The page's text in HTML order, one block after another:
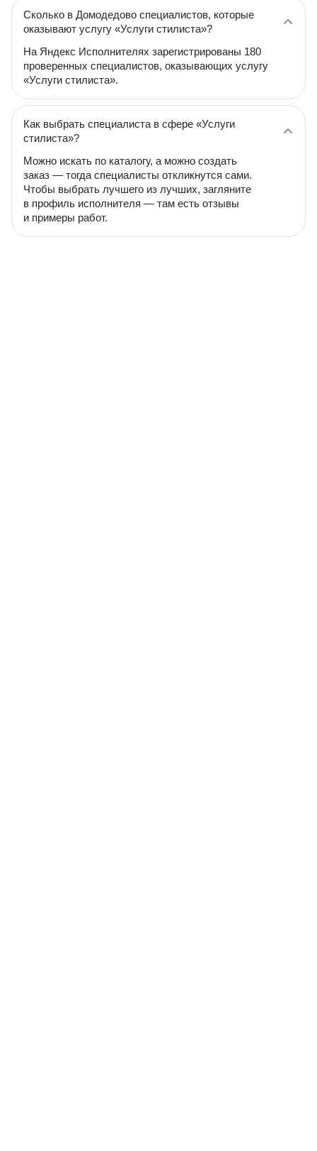
Сколько в Домодедово специалистов, которые
оказывают услугу «Услуги стилиста»?
На Яндекс Исполнителях зарегистрированы 180
проверенных специалистов, оказывающих услугу
«Услуги стилиста».
Как выбрать специалиста в сфере «Услуги
стилиста»?
Можно искать по каталогу, а можно создать
заказ — тогда специалисты откликнутся сами.
Чтобы выбрать лучшего из лучших, загляните
в профиль исполнителя — там есть отзывы
и примеры работ.